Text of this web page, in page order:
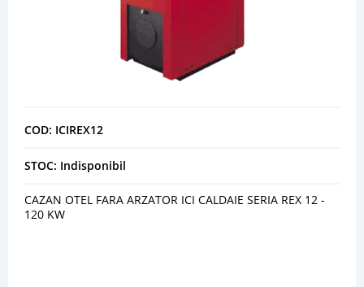
COD: ICIREX12
STOC: Indisponibil
CAZAN OTEL FARA ARZATOR ICI CALDAIE SERIA REX 12 -
120 KW